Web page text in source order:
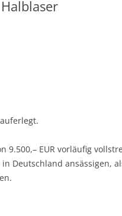
9.500,– EUR vorläufig
Deutschland ansässigen,